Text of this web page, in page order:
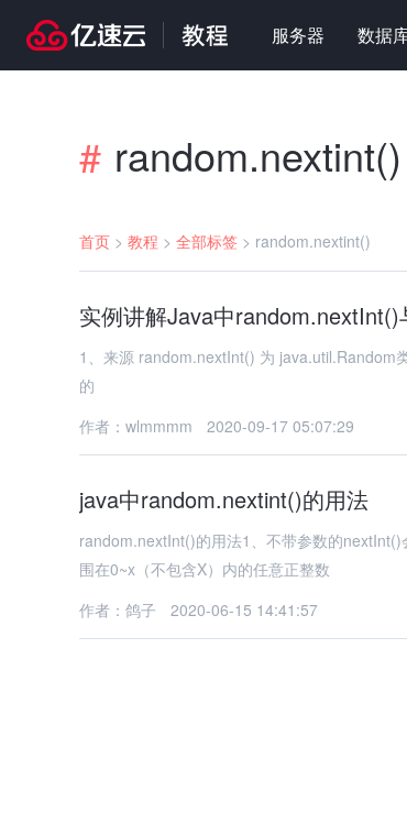
服务器 数据
# random.nextint()
首页 > 教程 > 全部标签 > random.nextint()
实例讲解Java中
1、来源 random.nextInt() 为 java.util.Random类中的方法； Math.random() 为 java.lang.Math 类中的静
的
作者：wlmmmm
2020-09-17 05:07:29
java中random.nextint()的用法
random.nextInt()的用法1、不带参数的
围在0~x（不包含X）内的任意正整数
作者：鸽子
2020-06-15 14:41:57